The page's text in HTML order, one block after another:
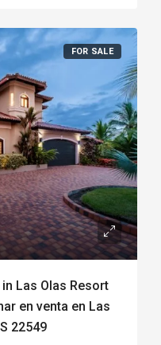
FOR SALE
Las Olas Resort
en venta en Las
22549